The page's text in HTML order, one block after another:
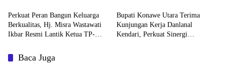
‎Perkuat Peran Bangun Keluarga
Berkualitas, Hj. Misra Wastawati
Ikbar Resmi Lantik Ketua TP-
Bupati Konawe Utara Terima
Kunjungan Kerja Danlanal
Kendari, Perkuat Sinergi
Baca Juga